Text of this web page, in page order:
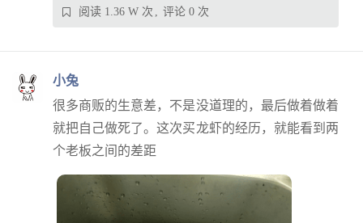
阅读 1.36 W 次 评论 0 次
小兔
很多商贩的生意差，不是没道理的，最后做着做着
就把自己做死了。这次买龙虾的经历，就能看到两
个老板之间的差距